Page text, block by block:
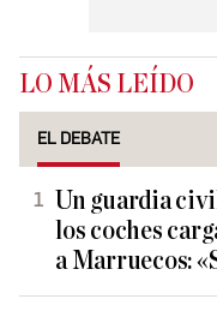
LO MÁS LEÍDO
EL DEBATE
Un guardia
los coches
a Marruecos: